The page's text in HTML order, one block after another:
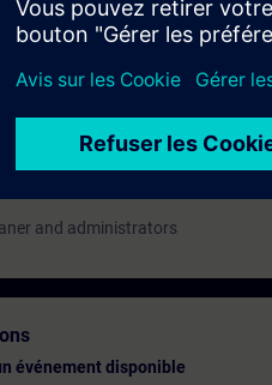
and administrators
événement disponible